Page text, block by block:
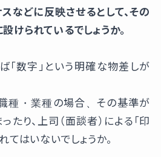
スなどに反映させるとして、その
けられているでしょうか。
数字」という明確な物差しが
職種・業種の場合、その基準が
たり、上司（面談者）による「印
てはいないでしょうか。